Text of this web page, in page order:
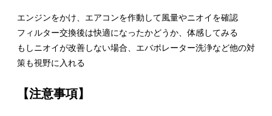
エンジンをかけ、エアコンを作動して風量やニオイを確認
フィルター交換後は快適になったかどうか、体感してみる
もしニオイが改善しない場合、エバポレーター洗浄など他の対
策も視野に入れる
【注意事項】